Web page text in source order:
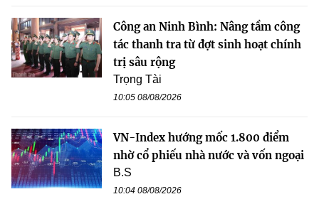
Công an Ninh Bình: Nâng tầm công
tác thanh tra từ đợt sinh hoạt chính
trị sâu rộng
Trọng Tài
10:05 08/08/2026
VN-Index hướng mốc 1.800 điểm
nhờ cổ phiếu nhà nước và vốn ngoại
B.S
10:04 08/08/2026